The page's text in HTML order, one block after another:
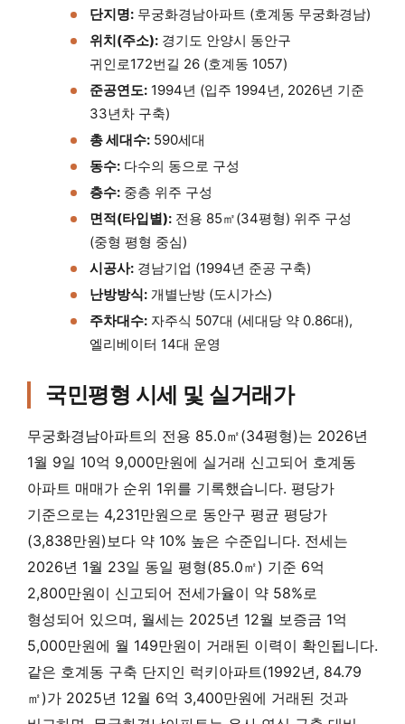
단지명: 무궁화경남아파트 (호계동 무궁화경남)
위치(주소): 경기도 안양시 동안구
귀인로172번길 26 (호계동 1057)
준공연도: 1994년 (입주 1994년, 2026년 기준
33년차 구축)
총 세대수: 590세대
동수: 다수의 동으로 구성
층수: 중층 위주 구성
면적(타입별): 전용 85㎡(34평형) 위주 구성
(중형 평형 중심)
시공사: 경남기업 (1994년 준공 구축)
난방방식: 개별난방 (도시가스)
주차대수: 자주식 507대 (세대당 약 0.86대),
엘리베이터 14대 운영
국민평형 시세 및 실거래가
무궁화경남아파트의 전용 85.0㎡(34평형)는 2026년
1월 9일 10억 9,000만원에 실거래 신고되어 호계동
아파트 매매가 순위 1위를 기록했습니다. 평당가
기준으로는 4,231만원으로 동안구 평균 평당가
(3,838만원)보다 약 10% 높은 수준입니다. 전세는
2026년 1월 23일 동일 평형(85.0㎡) 기준 6억
2,800만원이 신고되어 전세가율이 약 58%로
형성되어 있으며, 월세는 2025년 12월 보증금 1억
5,000만원에 월 149만원이 거래된 이력이 확인됩니다.
같은 호계동 구축 단지인 럭키아파트(1992년, 84.79
㎡)가 2025년 12월 6억 3,400만원에 거래된 것과